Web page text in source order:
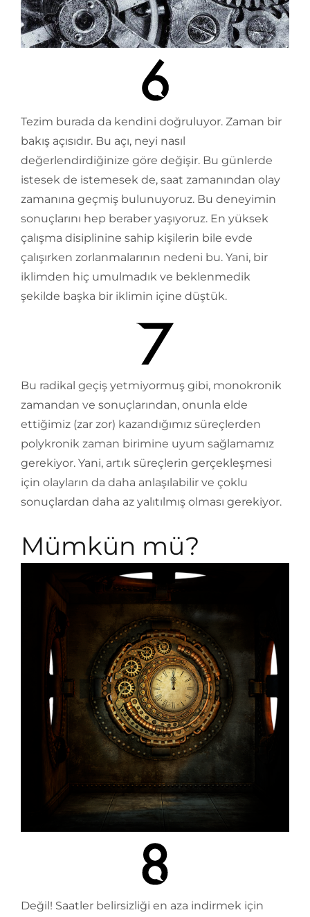
Tezim burada da kendini doğruluyor. Zaman bir
bakış açısıdır. Bu açı, neyi nasıl
değerlendirdiğinize göre değişir. Bu günlerde
istesek de istemesek de, saat zamanından olay
zamanına geçmiş bulunuyoruz. Bu deneyimin
sonuçlarını hep beraber yaşıyoruz. En yüksek
çalışma disiplinine sahip kişilerin bile evde
çalışırken zorlanmalarının nedeni bu. Yani, bir
iklimden hiç umulmadık ve beklenmedik
şekilde başka bir iklimin içine düştük.
Bu radikal geçiş yetmiyormuş gibi, monokronik
zamandan ve sonuçlarından, onunla elde
ettiğimiz (zar zor) kazandığımız süreçlerden
polykronik zaman birimine uyum sağlamamız
gerekiyor. Yani, artık süreçlerin gerçekleşmesi
için olayların da daha anlaşılabilir ve çoklu
sonuçlardan daha az yalıtılmış olması gerekiyor.
Mümkün mü?
Değil! Saatler belirsizliği en aza indirmek için